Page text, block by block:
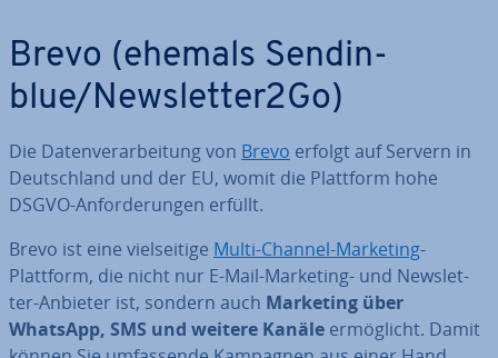
Brevo (ehemals Sen­din­
blue/News­let­ter2Go)
Die Da­ten­ver­ar­bei­tung von Brevo erfolgt auf Servern in
Deutsch­land und der EU, womit die Plattform hohe
DSGVO-An­for­de­run­gen erfüllt.
Brevo ist eine viel­sei­ti­ge Multi-Channel-Marketing-
Plattform, die nicht nur E-Mail-Marketing- und News­let­
ter-Anbieter ist, sondern auch Marketing über
WhatsApp, SMS und weitere Kanäle er­mög­licht. Damit